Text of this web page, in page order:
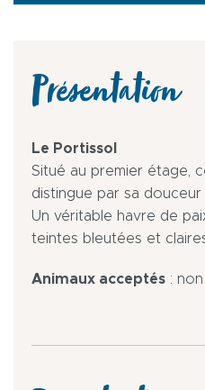
Présentation
Le Portissol
Situé au premier étage,
distingue par sa douceur
Un véritable havre de
teintes bleutées et
Animaux acceptés : non